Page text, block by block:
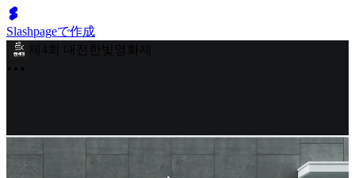
Slashpageで作成
제4회 대전한빛영화제